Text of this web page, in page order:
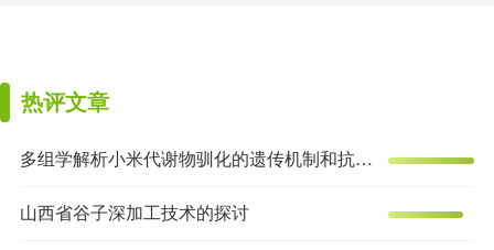
热评文章
多组学解析小米代谢物驯化的遗传机制和抗炎效果
山西省谷子深加工技术的探讨